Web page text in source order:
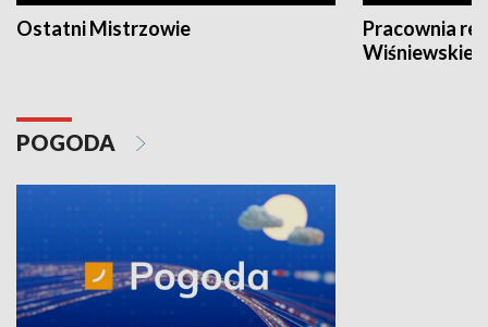
Ostatni Mistrzowie
Pracownia
POGODA